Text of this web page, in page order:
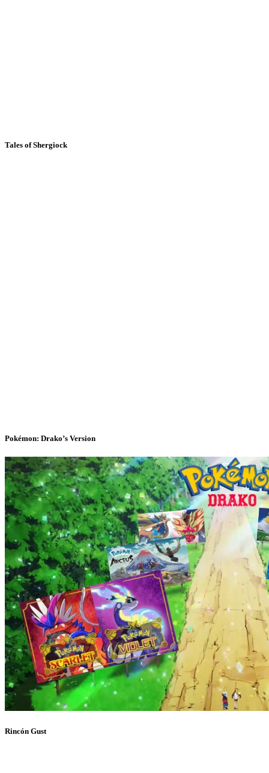
Tales of Shergiock
Pokémon: Drako’s Version
Rincón Gust